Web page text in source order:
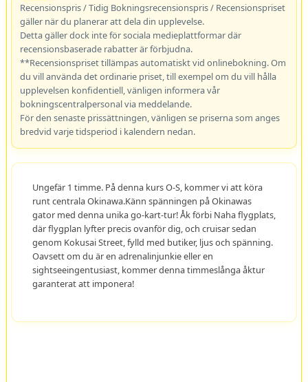
Recensionspris / Tidig Bokningsrecensionspris / Recensionspriset
gäller när du planerar att dela din upplevelse.
Detta gäller dock inte för sociala medieplattformar där
recensionsbaserade rabatter är förbjudna.
**Recensionspriset tillämpas automatiskt vid onlinebokning. Om
du vill använda det ordinarie priset, till exempel om du vill hålla
upplevelsen konfidentiell, vänligen informera vår
bokningscentralpersonal via meddelande.
För den senaste prissättningen, vänligen se priserna som anges
bredvid varje tidsperiod i kalendern nedan.
Ungefär 1 timme. På denna kurs O-S, kommer vi att köra
runt centrala Okinawa.Känn spänningen på Okinawas
gator med denna unika go-kart-tur! Åk förbi Naha flygplats,
där flygplan lyfter precis ovanför dig, och cruisar sedan
genom Kokusai Street, fylld med butiker, ljus och spänning.
Oavsett om du är en adrenalinjunkie eller en
sightseeingentusiast, kommer denna timmeslånga åktur
garanterat att imponera!